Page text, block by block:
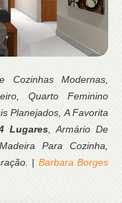
Cozinhas Modernas,
Quarto Feminino
Planejados, A Favorita
Lugares, Armário De
Para Cozinha,
| Barbara Borges